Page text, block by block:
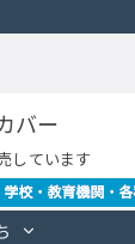
バー
しています